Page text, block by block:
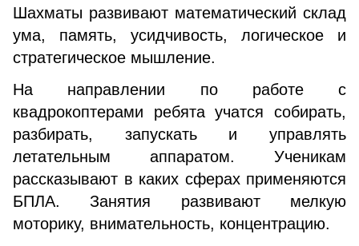
Шахматы развивают математический склад
ума, память, усидчивость, логическое и
стратегическое мышление.
На направлении по работе с
квадрокоптерами ребята учатся собирать,
разбирать, запускать и управлять
летательным аппаратом. Ученикам
рассказывают в каких сферах применяются
БПЛА. Занятия развивают мелкую
моторику, внимательность, концентрацию.